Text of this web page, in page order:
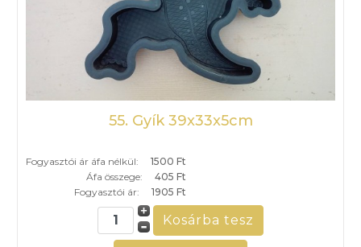
55. Gyík 39x33x5cm
Fogyasztói ár áfa nélkül:
1500 Ft
Áfa összege:
405 Ft
Fogyasztói ár:
1905 Ft